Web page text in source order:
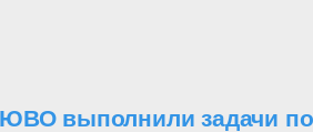
выполнили задачи